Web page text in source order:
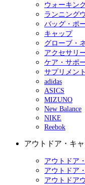
ウォーキン
ランニング
バッグ・ポ
キャップ
グローブ・
アクセサリ
ケア・サポ
サプリメント
adidas
ASICS
MIZUNO
New Balance
NIKE
Reebok
アウトドア・キ
アウトドア
アウトドア
アウトドア